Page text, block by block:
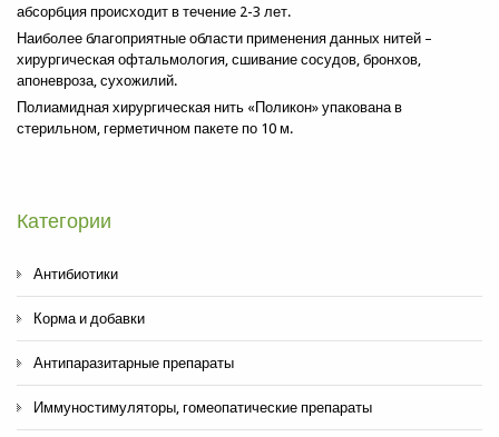
абсорбция происходит в течение 2-3 лет.
Наиболее благоприятные области применения данных нитей –
хирургическая офтальмология, сшивание сосудов, бронхов,
апоневроза, сухожилий.
Полиамидная хирургическая нить «Поликон» упакована в
стерильном, герметичном пакете по 10 м.
Отправить копию мне?
Отправить Закрыть форму
Категории
Антибиотики
Корма и добавки
Антипаразитарные препараты
Иммуностимуляторы, гомеопатические препараты